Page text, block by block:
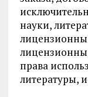
науки,
права
литературы,